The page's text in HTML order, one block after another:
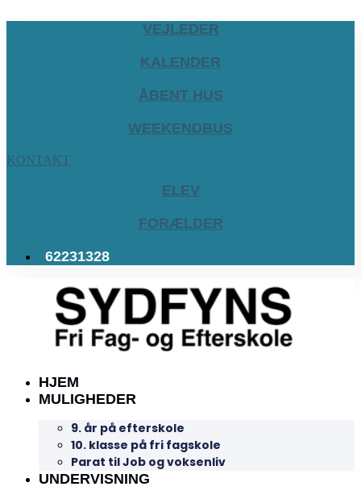
VEJLEDER
KALENDER
ÅBENT HUS
WEEKENDBUS
KONTAKT
ELEV
FORÆLDER
62231328
HJEM
MULIGHEDER
9. år på efterskole
10. klasse på fri fagskole
Parat til Job og voksenliv
UNDERVISNING